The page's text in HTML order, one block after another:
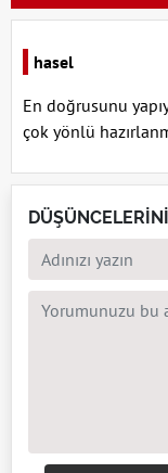
hasel
En doğrusunu
çok yönlü